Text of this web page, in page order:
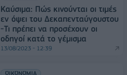
Καύσιμα: Πώς κινούνται οι τιμές
εν όψει του Δεκαπενταύγουστου
-Τι πρέπει να προσέχουν οι
οδηγοί κατά το γέμισμα
13/08/2023 - 12:39
ΟΙΚΟΝΟΜΙΑ